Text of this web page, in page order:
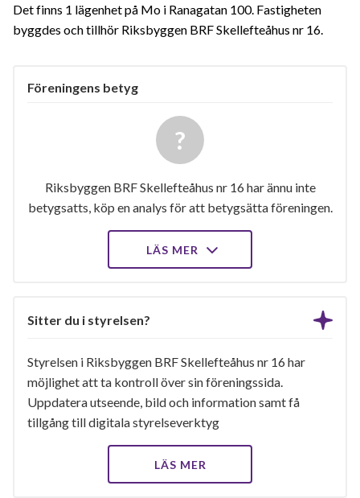
Det finns 1 lägenhet på Mo i Ranagatan 100. Fastigheten
byggdes och tillhör Riksbyggen BRF Skellefteåhus nr 16.
Föreningens betyg
Riksbyggen BRF Skellefteåhus nr 16 har ännu inte
betygsatts, köp en analys för att betygsätta föreningen.
LÄS MER
Sitter du i styrelsen?
Styrelsen i Riksbyggen BRF Skellefteåhus nr 16 har
möjlighet att ta kontroll över sin föreningssida.
Uppdatera utseende, bild och information samt få
tillgång till digitala styrelseverktyg
LÄS MER